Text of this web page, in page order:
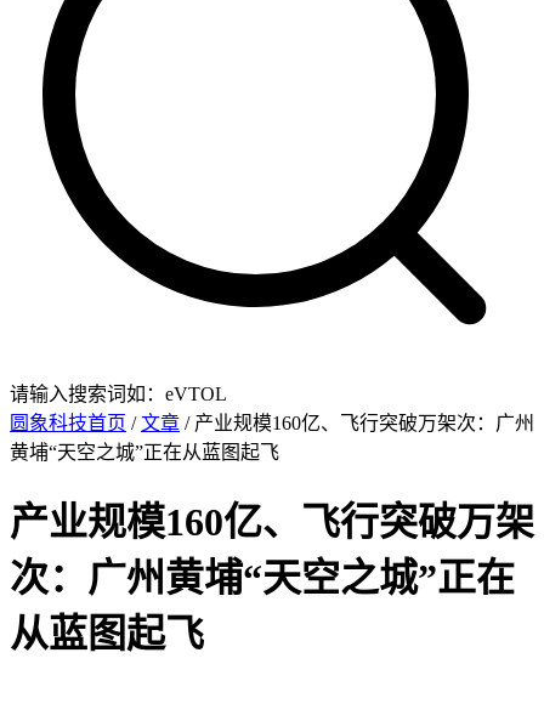
请输入搜索词如：eVTOL
圆象科技首页 /文章 / 产业规模160亿、飞行突破万架次：广州
黄埔“天空之城”正在从蓝图起飞
产业规模160亿、飞行突破万架
次：广州黄埔“天空之城”正在
从蓝图起飞